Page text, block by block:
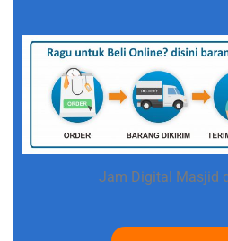
Jam Digital Masjid